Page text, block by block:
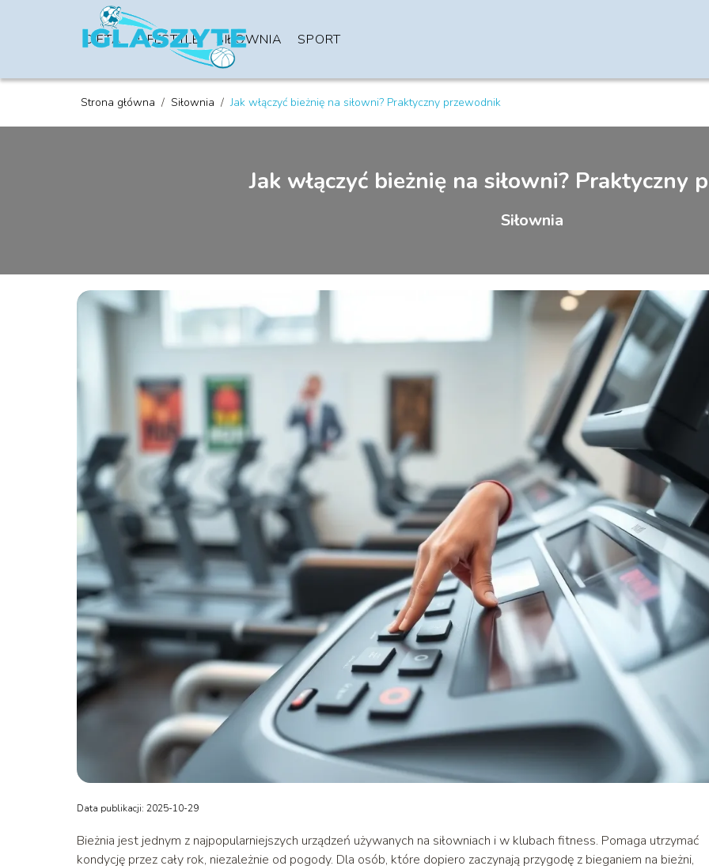
DIETA LIFESTYLE SIŁOWNIA SPORT
Strona główna / Siłownia /Jak włączyć bieżnię na siłowni? Praktyczny przewodnik
Jak włączyć bieżnię na siłowni? Praktyczny
Siłownia
Data publikacji: 2025-10-29
Bieżnia jest jednym z najpopularniejszych urządzeń używanych na siłowniach i w klubach fitness. Pomaga utrzymać
kondycję przez cały rok, niezależnie od pogody. Dla osób, które dopiero zaczynają przygodę z bieganiem na bieżni,